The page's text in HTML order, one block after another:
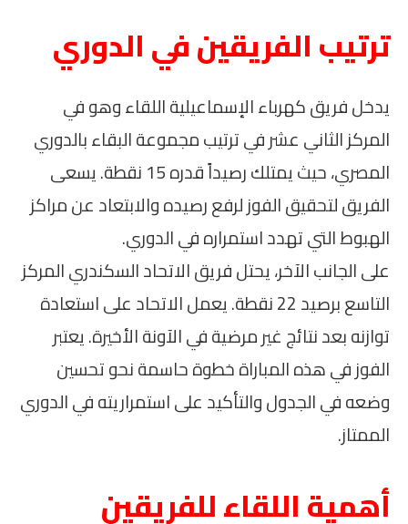
ترتيب الفريقين في الدوري
يدخل فريق كهرباء الإسماعيلية اللقاء وهو في
المركز الثاني عشر في ترتيب مجموعة البقاء بالدوري
المصري، حيث يمتلك رصيداً قدره 15 نقطة. يسعى
الفريق لتحقيق الفوز لرفع رصيده والابتعاد عن مراكز
الهبوط التي تهدد استمراره في الدوري.
على الجانب الآخر، يحتل فريق الاتحاد السكندري المركز
التاسع برصيد 22 نقطة. يعمل الاتحاد على استعادة
توازنه بعد نتائج غير مرضية في الآونة الأخيرة. يعتبر
الفوز في هذه المباراة خطوة حاسمة نحو تحسين
وضعه في الجدول والتأكيد على استمراريته في الدوري
الممتاز.
أهمية اللقاء للفريقين